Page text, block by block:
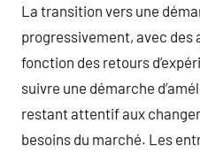
La transition vers une
progressivement, avec
fonction des retours
suivre une démarche
restant attentif aux
besoins du marché. Les